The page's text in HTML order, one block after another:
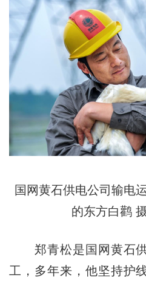
国网黄石供电公司输电
的东方白鹳
郑青松是国网黄石供
工，多年来，他坚持护